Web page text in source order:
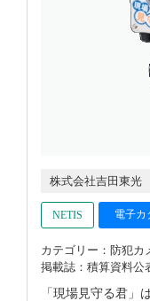
株式会社吉田東光
NETIS 電子カ
カテゴリー：防犯カ
掲載誌：積算資料公
「現場見守る君」